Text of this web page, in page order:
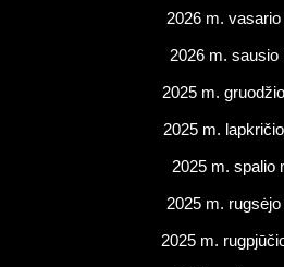
2026 m. vasario
2026 m. sausio
2025 m.
2025 m.
2025 m. spalio
2025 m.
2025 m.